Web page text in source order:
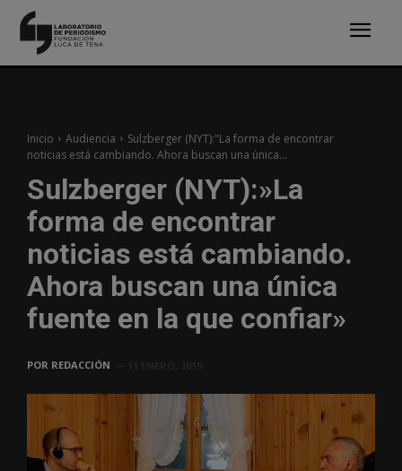
Inicio Audiencia
Sulzberger (NYT):"La forma de encontrar
noticias está cambiando. Ahora buscan una única...
Sulzberger (NYT):»La
forma de encontrar
noticias está cambiando.
Ahora buscan una única
fuente en la que confiar»
POR REDACCIÓN